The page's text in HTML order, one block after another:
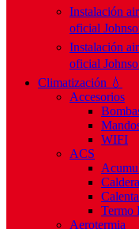
Instalación
oficial
Instalación
oficial
Climatización 💧
Accesorios
WIFI
ACS
Termo
Aerotermia